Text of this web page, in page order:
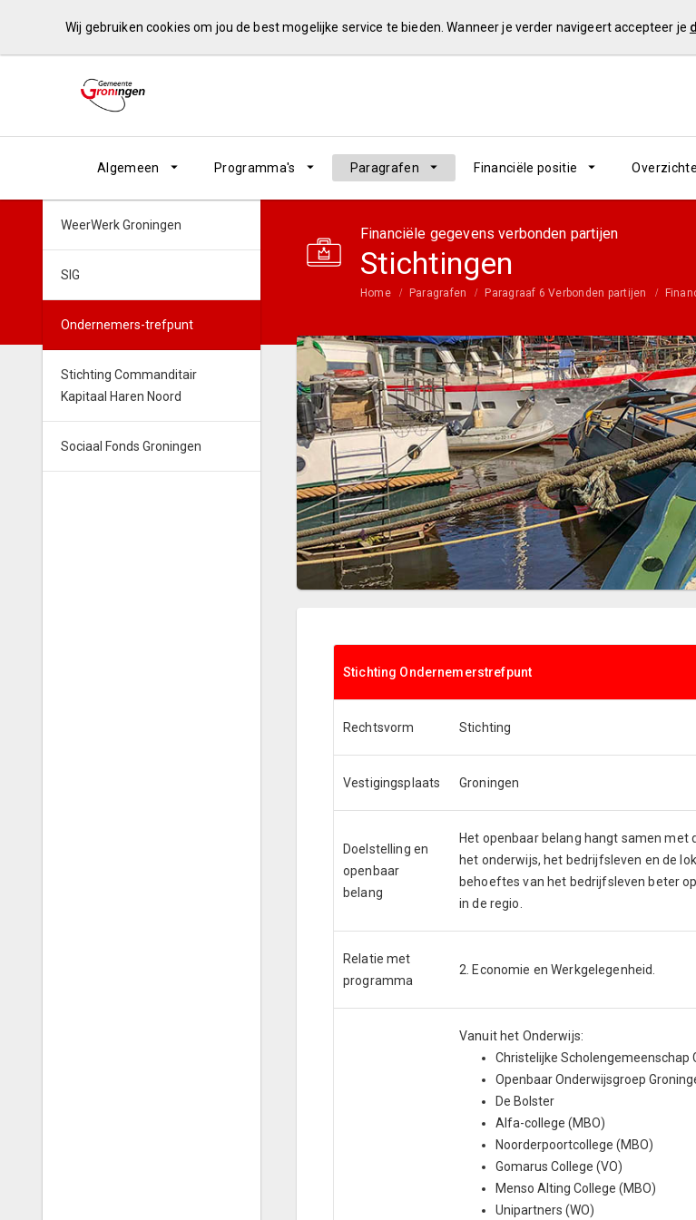
Algemeen Programma's Paragrafen Financiële positie
Financiële gegevens verbonden partijen
Stichtingen
Home Paragrafen Paragraaf 6 Verbonden partijen
Stichting Ondernemerstrefpunt
Rechtsvorm Stichting
Vestigingsplaats Groningen
Doelstelling en
openbaar
belang
Het openbaar belang hangt samen
het onderwijs, het bedrijfsleven en de
behoeftes van het bedrijfsleven beter
in de regio.
Relatie met
programma
2. Economie en Werkgelegenheid.
Vanuit het Onderwijs:
Christelijke Scholengemeenschap
Openbaar Onderwijsgroep
De Bolster
Alfa-college (MBO)
Noorderpoortcollege (MBO)
Gomarus College (VO)
Menso Alting College (MBO)
Unipartners (WO)
WeerWerk Groningen
SIG
Ondernemers-trefpunt
Stichting Commanditair
Kapitaal Haren Noord
Sociaal Fonds Groningen
Wij gebruiken cookies om jou de best mogelijke service te bieden. Wanneer je verder navigeert accepteer je